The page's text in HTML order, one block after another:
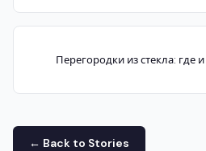
Перегородки из стекла: где
← Back to Stories